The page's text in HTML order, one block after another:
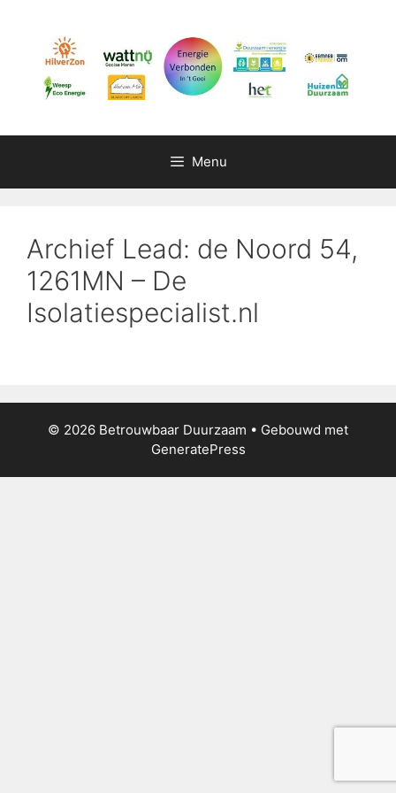
inhoud
Menu
Archief Lead: de Noord 54,
1261MN – De
Isolatiespecialist.nl
© 2026 Betrouwbaar Duurzaam • Gebouwd met
GeneratePress